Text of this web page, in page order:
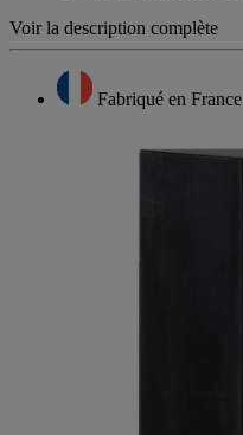
Voir la description complète
Fabriqué en France